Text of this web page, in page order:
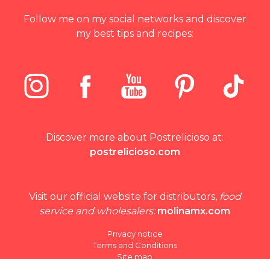
Follow me on my social networks and discover
my best tips and recipes:
Discover more about Postrelicioso at:
postrelicioso.com
Visit our official website for distributors, food
service and wholesalers: molinamx.com
Privacy notice
Terms and Conditions
Site map